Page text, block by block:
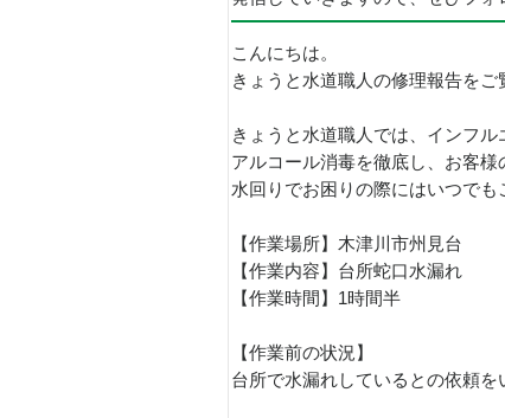
こんにちは。
きょうと水道職人の修理報告をご
きょうと水道職人では、インフ
アルコール消毒を徹底し、お客様
水回りでお困りの際にはいつでも
【作業場所】木津川市州見台
【作業内容】台所蛇口水漏れ
【作業時間】1時間半
【作業前の状況】
台所で水漏れしているとの依頼を